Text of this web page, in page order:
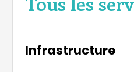
Infrastructure